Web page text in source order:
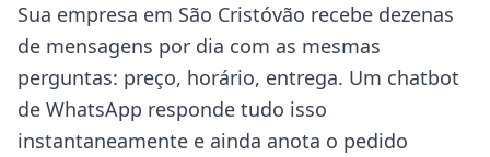
Sua empresa em São Cristóvão recebe dezenas
de mensagens por dia com as mesmas
perguntas: preço, horário, entrega. Um chatbot
de WhatsApp responde tudo isso
instantaneamente e ainda anota o pedido